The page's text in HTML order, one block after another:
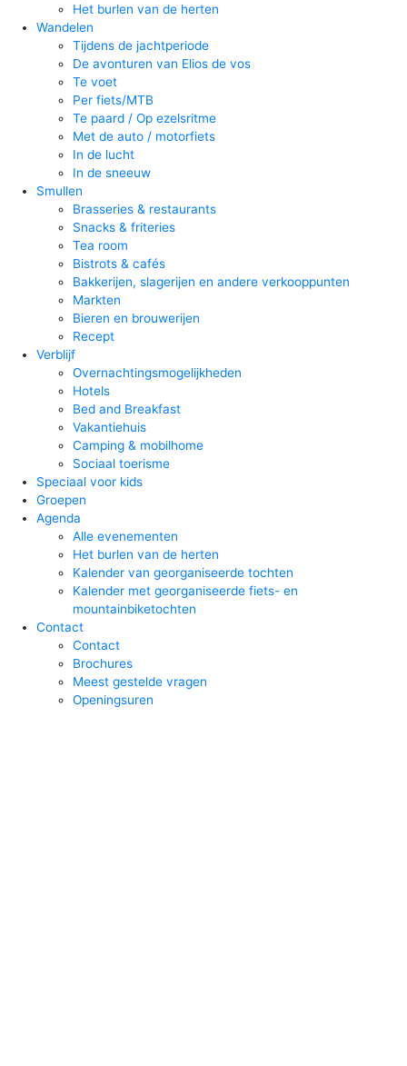
Het burlen van de herten
Wandelen
Tijdens de jachtperiode
De avonturen van Elios de vos
Te voet
Per fiets/MTB
Te paard / Op ezelsritme
Met de auto / motorfiets
In de lucht
In de sneeuw
Smullen
Brasseries & restaurants
Snacks & friteries
Tea room
Bistrots & cafés
Bakkerijen, slagerijen en andere verkooppunten
Markten
Bieren en brouwerijen
Recept
Verblijf
Overnachtingsmogelijkheden
Hotels
Bed and Breakfast
Vakantiehuis
Camping & mobilhome
Sociaal toerisme
Speciaal voor kids
Groepen
Agenda
Alle evenementen
Het burlen van de herten
Kalender van georganiseerde tochten
Kalender met georganiseerde fiets- en
mountainbiketochten
Contact
Contact
Brochures
Meest gestelde vragen
Openingsuren